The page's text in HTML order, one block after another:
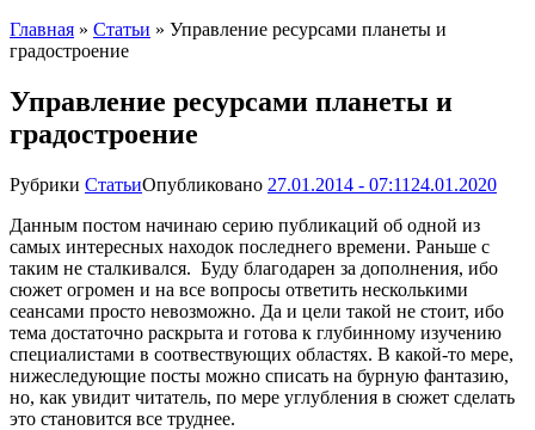
Главная » Статьи » Управление ресурсами планеты и
градостроение
Управление ресурсами планеты и
градостроение
Рубрики СтатьиОпубликовано 27.01.2014 - 07:11 24.01.2020
Данным постом начинаю серию публикаций об одной из
самых интересных находок последнего времени. Раньше с
таким не сталкивался. Буду благодарен за дополнения, ибо
сюжет огромен и на все вопросы ответить несколькими
сеансами просто невозможно. Да и цели такой не стоит, ибо
тема достаточно раскрыта и готова к глубинному изучению
специалистами в соотвествующих областях. В какой-то мере,
нижеследующие посты можно списать на бурную фантазию,
но, как увидит читатель, по мере углубления в сюжет сделать
это становится все труднее.